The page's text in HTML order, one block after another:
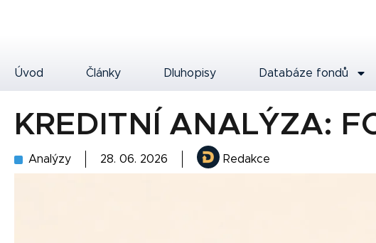
Úvod Články Dluhopisy Databáze fondů
KREDITNÍ ANALÝZA:
Analýzy 28. 06. 2026 Redakce